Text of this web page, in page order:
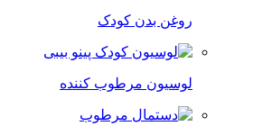
روغن بدن کودک
لوسیون مرطوب کننده